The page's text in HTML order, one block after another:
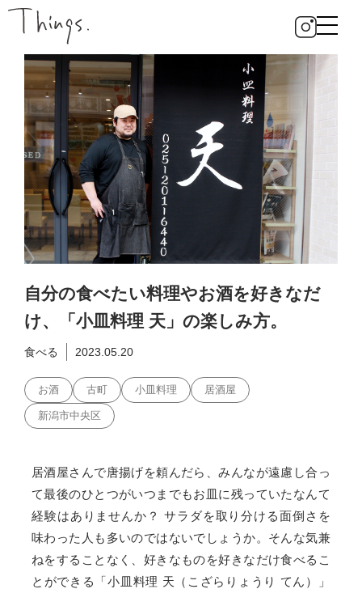
自分の食べたい料理やお酒を好きなだ
け、「小皿料理 天」の楽しみ方。
食べる 2023.05.20
お酒 古町 小皿料理 居酒屋
新潟市中央区
居酒屋さんで唐揚げを頼んだら、みんなが遠慮し合っ
て最後のひとつがいつまでもお皿に残っていたなんて
経験はありませんか？ サラダを取り分ける面倒さを
味わった人も多いのではないでしょうか。そんな気兼
ねをすることなく、好きなものを好きなだけ食べるこ
とができる「小皿料理 天（こざらりょうり てん）」